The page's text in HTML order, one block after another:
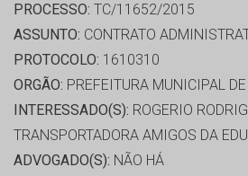
PROCESSO: TC/11652/2015
ASSUNTO: CONTRATO
PROTOCOLO: 1610310
ORGÃO: PREFEITURA MUNICIPAL
INTERESSADO(S): ROGERIO
TRANSPORTADORA AMIGOS DA
ADVOGADO(S): NÃO HÁ